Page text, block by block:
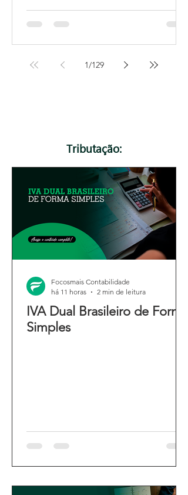
1/129
Tributação:
IVA Dual Brasileiro de Forma
Simples
Focosmais Contabilidade
há 11 horas
2 min de leitura